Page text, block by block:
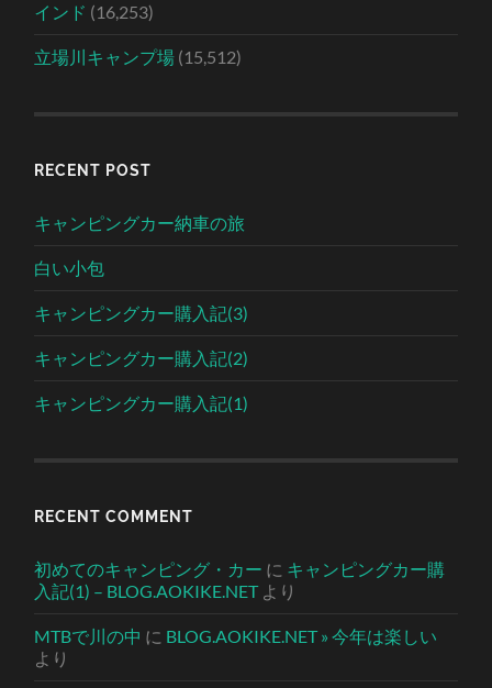
インド (16,253)
立場川キャンプ場 (15,512)
RECENT POST
キャンピングカー納車の旅
白い小包
キャンピングカー購入記(3)
キャンピングカー購入記(2)
キャンピングカー購入記(1)
RECENT COMMENT
初めてのキャンピング・カー に キャンピングカー購
入記(1) – BLOG.AOKIKE.NETより
MTBで川の中 に BLOG.AOKIKE.NET » 今年は楽しい
より